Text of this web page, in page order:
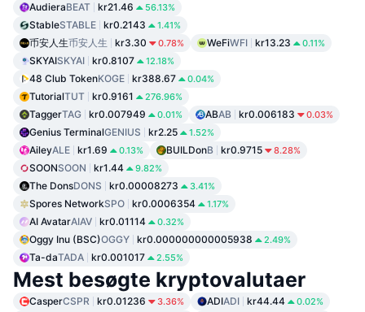
AudieraBEAT kr21.46 56.13%
StableSTABLE kr0.2143 1.41%
币安人生币安人生 kr3.30 0.78% WeFiWFI kr13.23 0.11%
SKYAISKYAI kr0.8107 12.18%
48 Club TokenKOGE kr388.67 0.04%
TutorialTUT kr0.9161 276.96%
TaggerTAG kr0.007949 0.01% ABAB kr0.006183 0.03%
Genius TerminalGENIUS kr2.25 1.52%
AileyALE kr1.69 0.13% BUILDonB kr0.9715 8.28%
SOONSOON kr1.44 9.82%
The DonsDONS kr0.00008273 3.41%
Spores NetworkSPO kr0.0006354 1.17%
AI AvatarAIAV kr0.01114 0.32%
Oggy Inu (BSC)OGGY kr0.000000000005938 2.49%
Ta-daTADA kr0.001017 2.55%
Mest besøgte kryptovalutaer
CasperCSPR kr0.01236 3.36% ADIADI kr44.44 0.02%